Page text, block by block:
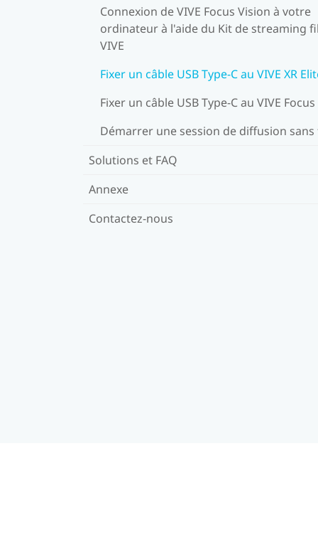
Connexion de VIVE Focus Vision à votre
ordinateur à l'aide du Kit de streaming
VIVE
Fixer un câble USB Type-C au VIVE XR
Fixer un câble USB Type-C au VIVE Focus
Démarrer une session de diffusion sans
Solutions et FAQ
Annexe
Contactez-nous